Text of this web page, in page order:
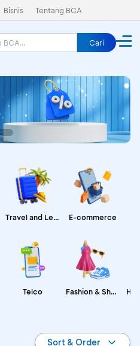
Bisnis Tentang BCA
Cari
Travel and Leisure
Telco
E-commerce
Fashion & Shopping
Sort & Order